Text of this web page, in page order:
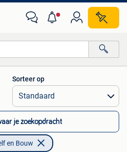
afstanden…
Sorteer op
je zoekopdracht
en Bouw